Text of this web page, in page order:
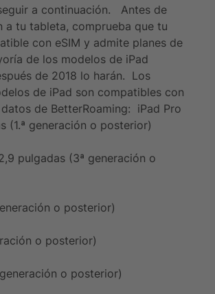
Obtén un plan
a continuación.
Antes de
a tu tableta, comprueba que tu
con eSIM y admite planes de
de los modelos de iPad
de 2018 lo harán. Los
de iPad son compatibles con
de BetterRoaming: iPad Pro
(1.ª generación o posterior)
pulgadas (3ª generación o
o posterior)
o posterior)
o posterior)